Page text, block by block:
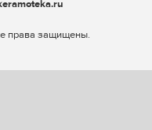
права защищены.